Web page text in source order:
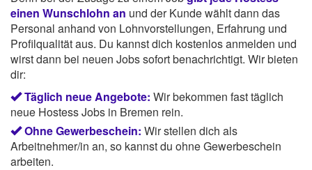
einen Wunschlohn an und der Kunde wählt dann das
Personal anhand von Lohnvorstellungen, Erfahrung und
Profilqualität aus. Du kannst dich kostenlos anmelden und
wirst dann bei neuen Jobs sofort benachrichtigt. Wir bieten
dir:
Täglich neue Angebote: Wir bekommen fast täglich
neue Hostess Jobs in Bremen rein.
Ohne Gewerbeschein: Wir stellen dich als
Arbeitnehmer/in an, so kannst du ohne Gewerbeschein
arbeiten.